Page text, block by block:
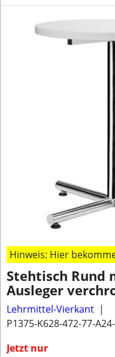
Hinweis: Hier
Stehtisch
Ausleger
Lehrmittel-Vierkant
P1375-K628-472-77-
Jetzt nur